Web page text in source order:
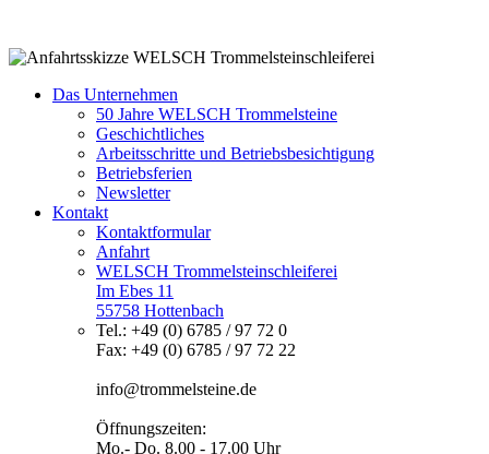
Das Unternehmen
50 Jahre WELSCH Trommelsteine
Geschichtliches
Arbeitsschritte und Betriebsbesichtigung
Betriebsferien
Newsletter
Kontakt
Kontaktformular
Anfahrt
WELSCH Trommelsteinschleiferei
Im Ebes 11
55758 Hottenbach
Tel.: +49 (0) 6785 / 97 72 0
Fax: +49 (0) 6785 / 97 72 22
info@trommelsteine.de
Öffnungszeiten:
Mo.- Do. 8.00 - 17.00 Uhr